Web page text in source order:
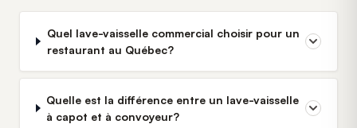
Quel lave-vaisselle commercial choisir pour un
restaurant au Québec?
Quelle est la différence entre un lave-vaisselle
à capot et à convoyeur?